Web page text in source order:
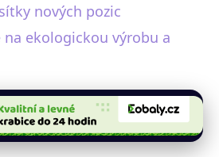
nových pozic
na ekologickou výrobu a